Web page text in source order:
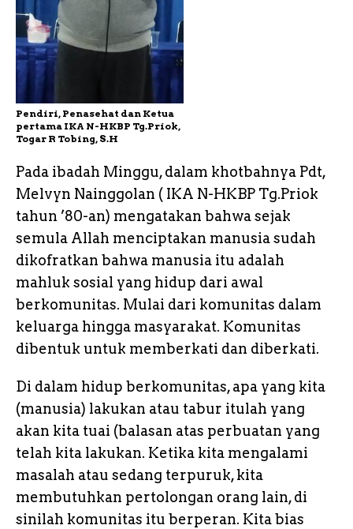
Pendiri, Penasehat dan Ketua
pertama IKA N-HKBP Tg.Priok,
Togar R Tobing, S.H
Pada ibadah Minggu, dalam khotbahnya Pdt,
Melvyn Nainggolan ( IKA N-HKBP Tg.Priok
tahun ’80-an) mengatakan bahwa sejak
semula Allah menciptakan manusia sudah
dikofratkan bahwa manusia itu adalah
mahluk sosial yang hidup dari awal
berkomunitas. Mulai dari komunitas dalam
keluarga hingga masyarakat. Komunitas
dibentuk untuk memberkati dan diberkati.
Di dalam hidup berkomunitas, apa yang kita
(manusia) lakukan atau tabur itulah yang
akan kita tuai (balasan atas perbuatan yang
telah kita lakukan. Ketika kita mengalami
masalah atau sedang terpuruk, kita
membutuhkan pertolongan orang lain, di
sinilah komunitas itu berperan. Kita bias